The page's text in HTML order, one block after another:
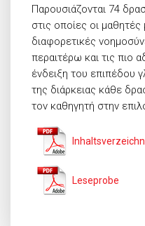
Παρουσιάζονται 74
στις οποίες οι
διαφορετικές
περαιτέρω και τις πιο
ένδειξη του επιπέδου
της διάρκειας κάθε
τον καθηγητή στην
Leseprobe